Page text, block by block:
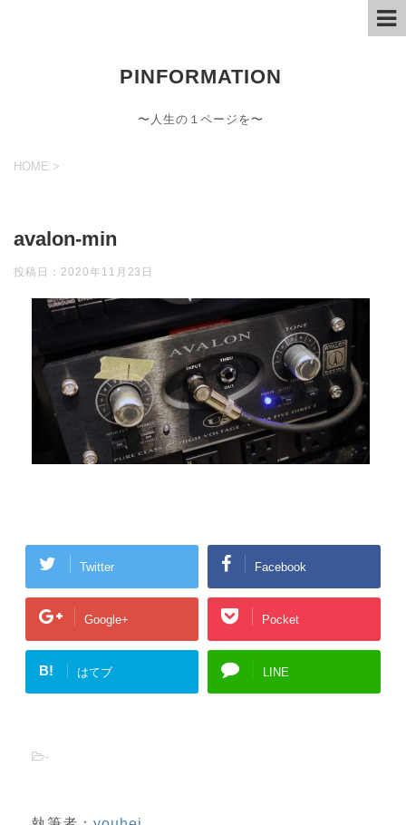
PINFORMATION
〜人生の１ページを〜
HOME >
avalon-min
投稿日： 2020年11月23日
Twitter Facebook
Google+ Pocket
B! はてブ LINE
-